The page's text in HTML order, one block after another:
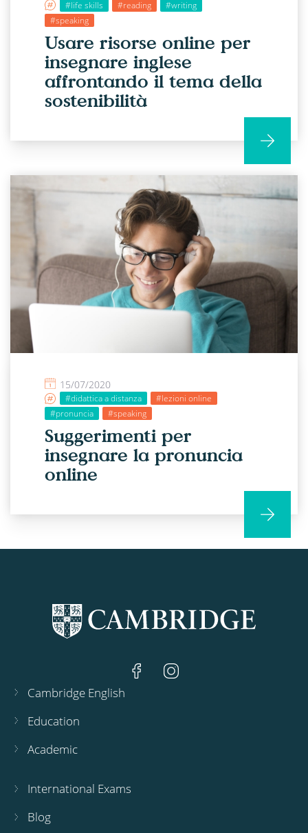
#life skills #reading
#writing
#speaking
Usare risorse online per
insegnare inglese
affrontando il tema della
sostenibilità
15/07/2020
#didattica a distanza
#lezioni online
#pronuncia
#speaking
Suggerimenti per
insegnare la pronuncia
online
Cambridge English
Education
Academic
International Exams
Blog